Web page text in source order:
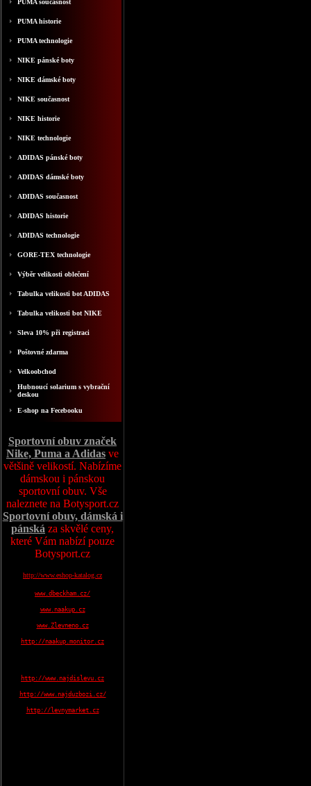
PUMA současnost
PUMA historie
PUMA technologie
NIKE pánské boty
NIKE dámské boty
NIKE současnost
NIKE historie
NIKE technologie
ADIDAS pánské boty
ADIDAS dámské boty
ADIDAS současnost
ADIDAS historie
ADIDAS technologie
GORE-TEX technologie
Výběr velikosti oblečení
Tabulka velikosti bot ADIDAS
Tabulka velikosti bot NIKE
Sleva 10% při registraci
Poštovné zdarma
Velkoobchod
Hubnoucí solarium s vybrační
deskou
E-shop na Fecebooku
Sportovní obuv značek
Nike, Puma a Adidas ve
většině velikostí. Nabízíme
dámskou i pánskou
sportovní obuv. Vše
naleznete na Botysport.cz
Sportovní obuv, dámská i
pánská za skvělé ceny,
které Vám nabízí pouze
Botysport.cz
http://www.eshop-katalog.cz
www.dbeckham.cz/
www.naakup.cz
www.Zlevneno.cz
http://naakup.monitor.cz
http://www.najdislevu.cz
http://www.najduzbozi.cz/
http://levnymarket.cz